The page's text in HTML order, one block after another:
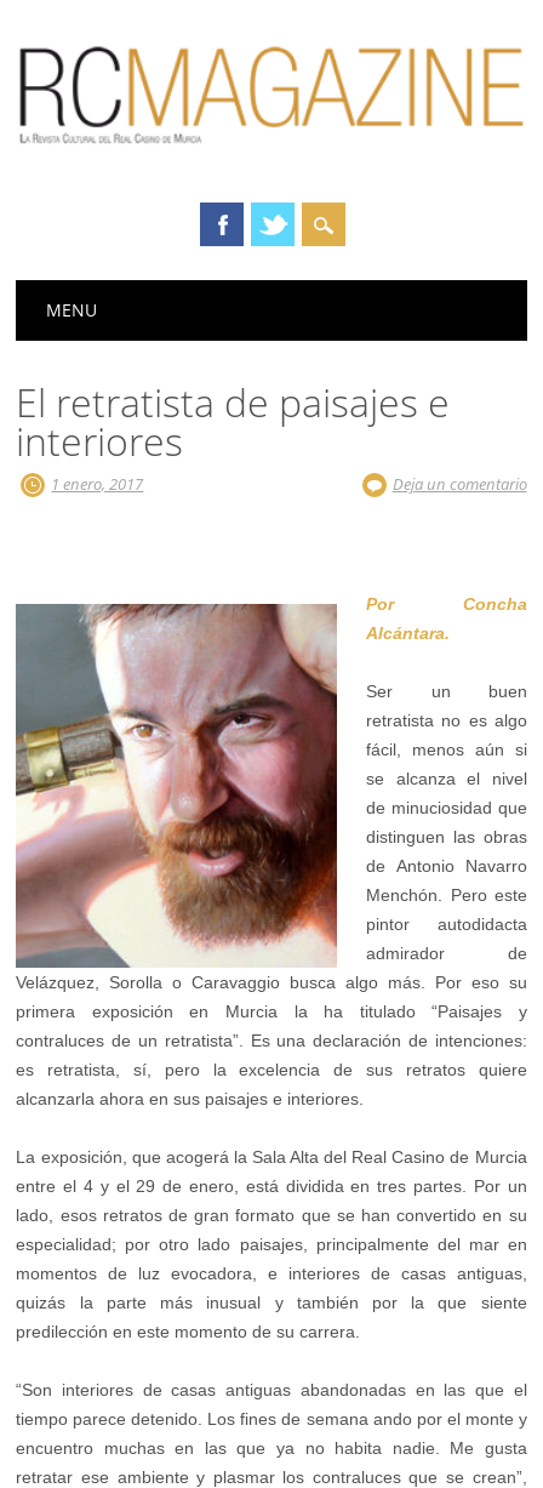
Menú principal
MENU
El retratista de paisajes e
interiores
1 enero, 2017 Deja un comentario
Por Concha
Alcántara.
Ser un buen
retratista no es algo
fácil, menos aún si
se alcanza el nivel
de minuciosidad que
distinguen las obras
de Antonio Navarro
Menchón. Pero este
pintor autodidacta
admirador de
Velázquez, Sorolla o Caravaggio busca algo más. Por eso su
primera exposición en Murcia la ha titulado “Paisajes y
contraluces de un retratista”. Es una declaración de intenciones:
es retratista, sí, pero la excelencia de sus retratos quiere
alcanzarla ahora en sus paisajes e interiores.
La exposición, que acogerá la Sala Alta del Real Casino de Murcia
entre el 4 y el 29 de enero, está dividida en tres partes. Por un
lado, esos retratos de gran formato que se han convertido en su
especialidad; por otro lado paisajes, principalmente del mar en
momentos de luz evocadora, e interiores de casas antiguas,
quizás la parte más inusual y también por la que siente
predilección en este momento de su carrera.
“Son interiores de casas antiguas abandonadas en las que el
tiempo parece detenido. Los fines de semana ando por el monte y
encuentro muchas en las que ya no habita nadie. Me gusta
retratar ese ambiente y plasmar los contraluces que se crean”,